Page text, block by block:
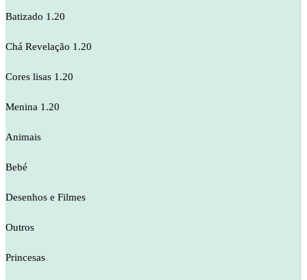
Batizado 1.20
Chá Revelação 1.20
Cores lisas 1.20
Menina 1.20
Animais
Bebé
Desenhos e Filmes
Outros
Princesas